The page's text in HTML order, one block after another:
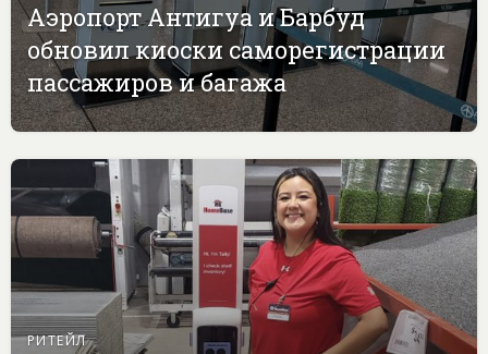
Аэропорт Антигуа и Барбуд
обновил киоски саморегистрации
пассажиров и багажа
РИТЕЙЛ